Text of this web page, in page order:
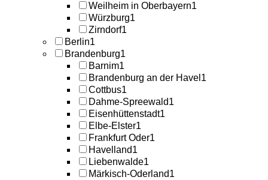
Weilheim in Oberbayern1
Würzburg1
Zirndorf1
Berlin1
Brandenburg1
Barnim1
Brandenburg an der Havel 1
Cottbus1
Dahme-Spreewald1
Eisenhüttenstadt1
Elbe-Elster1
Frankfurt Oder1
Havelland1
Liebenwalde1
Märkisch-Oderland1